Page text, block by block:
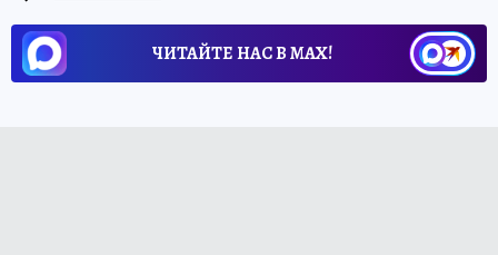
ЧИТАЙТЕ НАС В МАХ!